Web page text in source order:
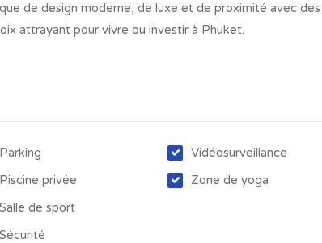
de design moderne, de luxe et de proximité avec des
attrayant pour vivre ou investir à Phuket.
Parking
Piscine privée
Salle de sport
Sécurité
Vidéosurveillance
Zone de yoga